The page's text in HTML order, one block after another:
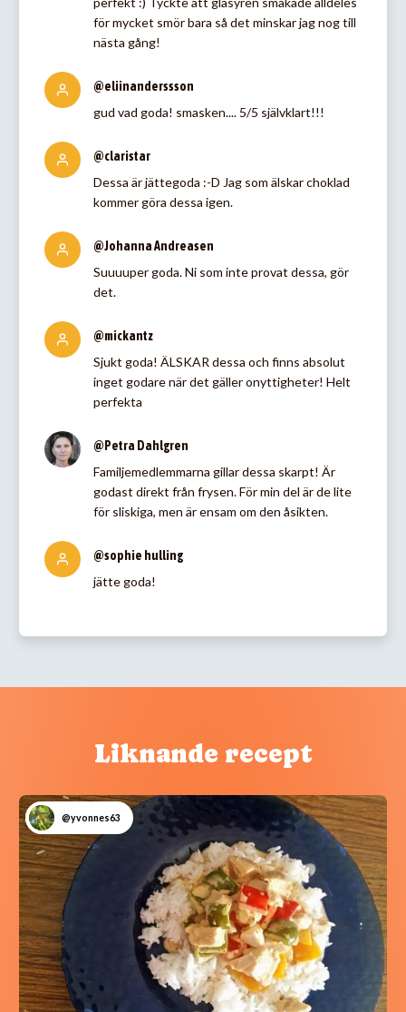
för mycket smör bara så det minskar jag nog till
nästa gång!
@eliinanderssson
gud vad goda! smasken.... 5/5 självklart!!!
@claristar
Dessa är jättegoda :-D Jag som älskar choklad
kommer göra dessa igen.
@Johanna Andreasen
Suuuuper goda. Ni som inte provat dessa, gör
det.
@mickantz
Sjukt goda! ÄLSKAR dessa och finns absolut
inget godare när det gäller onyttigheter! Helt
perfekta
@Petra Dahlgren
Familjemedlemmarna gillar dessa skarpt! Är
godast direkt från frysen. För min del är de lite
för sliskiga, men är ensam om den åsikten.
@sophie hulling
jätte goda!
Liknande recept
@yvonnes63